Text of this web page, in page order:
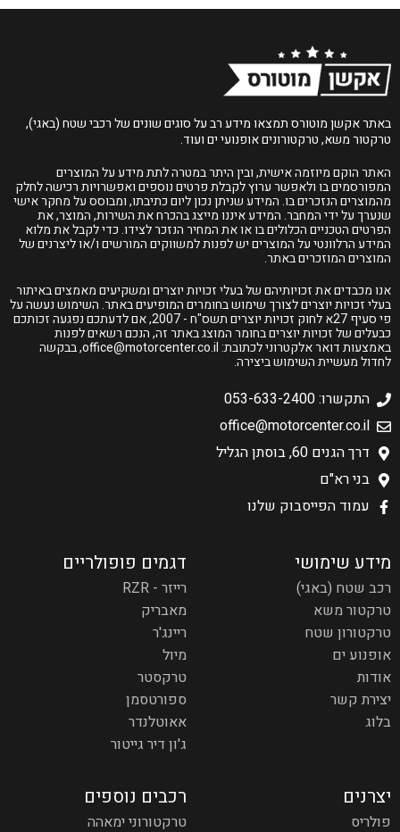
באתר אקשן מוטורס תמצאו מידע רב על סוגים שונים של רכבי שטח (באגי),
טרקטור משא, טרקטורונים אופנועי ים ועוד.
האתר הוקם מיוזמה אישית, ובין היתר במטרה לתת מידע על המוצרים
המפורסמים בו ולאפשר ערוץ לקבלת פרטים נוספים ואפשרויות רכישה לחלק
מהמוצרים הנזכרים בו. המידע שניתן נכון ליום כתיבתו, ומבוסס על מחקר אישי
שנערך על ידי המחבר. המידע איננו מייצג בהכרח את השירות, המוצר, את
הפרטים הטכניים הכלולים בו או את המחיר הנזכר לצידו. כדי לקבל את מלוא
המידע הרלוונטי על המוצרים יש לפנות למשווקים המורשים ו/או ליצרנים של
המוצרים המוזכרים באתר.
אנו מכבדים את זכויותיהם של בעלי זכויות יוצרים ומשקיעים מאמצים באיתור
בעלי זכויות יוצרים לצורך שימוש בחומרים המופיעים באתר. השימוש נעשה על
פי סעיף 27א לחוק זכויות יוצרים תשס"ח - 2007, אם לדעתכם נפגעה זכותכם
כבעלים של זכויות יוצרים בחומר המוצג באתר זה, הנכם רשאים לפנות
באמצעות דואר אלקטרוני לכתובת:office@motorcenter.co.il, בבקשה
לחדול מעשיית השימוש ביצירה.
התקשרו: 053-633-2400
office@motorcenter.co.il
דרך הגנים 60, בוסתן הגליל
בני רא"ם
עמוד הפייסבוק שלנו
מידע שימושי
רכב שטח (באגי)
טרקטור משא
טרקטורון שטח
אופנוע ים
אודות
יצירת קשר
בלוג
דגמים פופולריים
רייזר - RZR
מאבריק
ריינג'ר
מיול
טרקסטר
ספורטסמן
אאוטלנדר
ג'ון דיר גייטור
יצרנים
פולריס
רכבים נוספים
טרקטורוני ימאהה